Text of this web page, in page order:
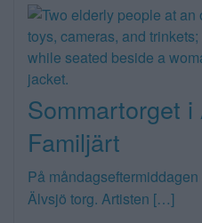
Sommartorget
Familjärt
På
Älvsjö torg. Artisten […]